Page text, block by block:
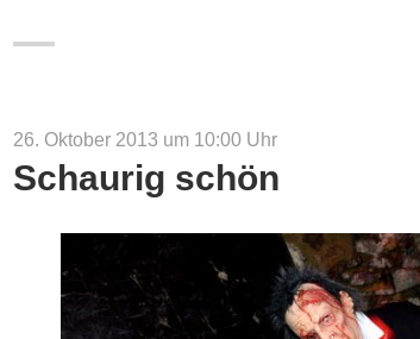
26. Oktober 2013 um 10:00 Uhr
Schaurig schön